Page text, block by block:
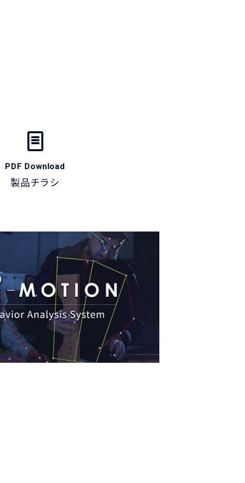
PDF Download
製品チラシ